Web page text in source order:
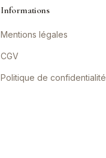
Informations
Mentions légales
CGV
Politique de confidentialité